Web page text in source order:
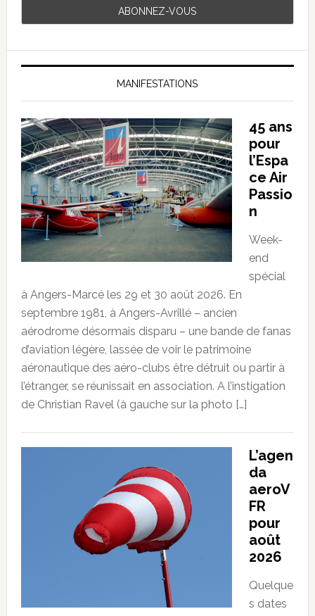
MANIFESTATIONS
45 ans
pour
l’Espa
ce Air
Passio
n
Week-
end
spécial
à Angers-Marcé les 29 et 30 août 2026. En
septembre 1981, à Angers-Avrillé – ancien
aérodrome désormais disparu – une bande de fanas
d’aviation légère, lassée de voir le patrimoine
aéronautique des aéro-clubs être détruit ou partir à
l’étranger, se réunissait en association. A l’instigation
de Christian Ravel (à gauche sur la photo […]
L’agen
da
aeroV
FR
pour
août
2026
Quelque
s dates